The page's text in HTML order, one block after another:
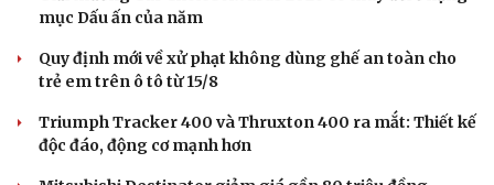
Gần 2.000 con ốc titan trên siêu xe Pagani có giá